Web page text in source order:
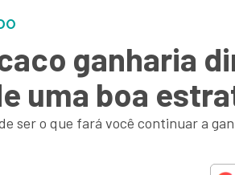
ganharia
uma boa
ser o que fará você continuar a